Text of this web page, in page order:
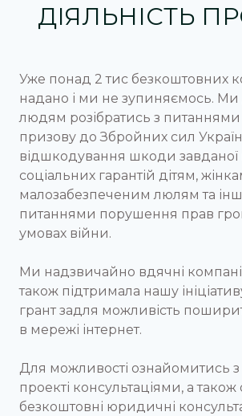
ДІЯЛЬНІСТЬ
Уже понад 2 тис безкоштовних
надано і ми не зупиняємось.
людям розібратись з питаннями
призову до Збройних сил
відшкодування шкоди завданої
соціальних гарантій дітям,
малозабезпеченим люлям та
питаннями порушення прав
умовах війни.
Ми надзвичайно вдячні
також підтримала нашу
грант задля можливість
в мережі інтернет.
Для можливості ознайомитись
проекті консультаціями, а
безкоштовні юридичні